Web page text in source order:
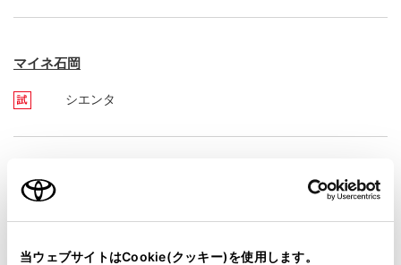
当ウェブサイトはCookie(クッキー)を使用します。
マイネ石岡
シエンタ
マイネ学園
シエンタ